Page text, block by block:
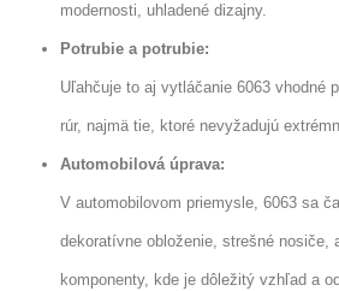
modernosti, uhladené dizajny.
Potrubie a potrubie:
Uľahčuje to aj vytláčanie 6063 vhodné
rúr, najmä tie, ktoré nevyžadujú
Automobilová úprava:
V automobilovom priemysle, 6063 sa
dekoratívne obloženie, strešné nosiče,
komponenty, kde je dôležitý vzhľad a